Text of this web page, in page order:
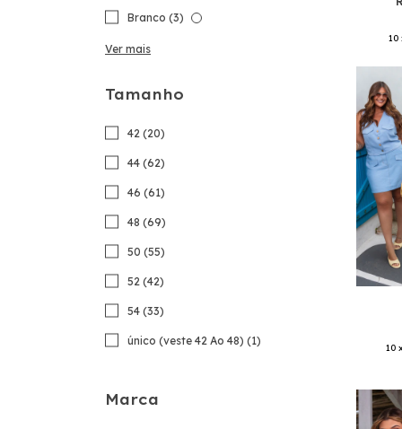
Branco (3)
Ver mais
Tamanho
42 (20)
44 (62)
46 (61)
48 (69)
50 (55)
52 (42)
54 (33)
único (veste 42 Ao 48) (1)
Marca
10
10